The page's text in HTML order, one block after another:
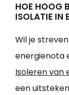
HOE HOOG
ISOLATIE IN
Wil je
energienota
Isoleren van
een